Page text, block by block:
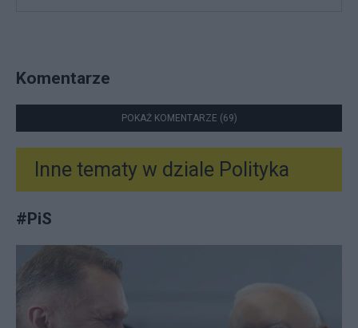
Komentarze
POKAŻ KOMENTARZE (69)
Inne tematy w dziale Polityka
#PiS